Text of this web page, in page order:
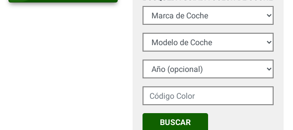
Marca de Coche
Modelo de Coche
Año (opcional)
Código Color
BUSCAR